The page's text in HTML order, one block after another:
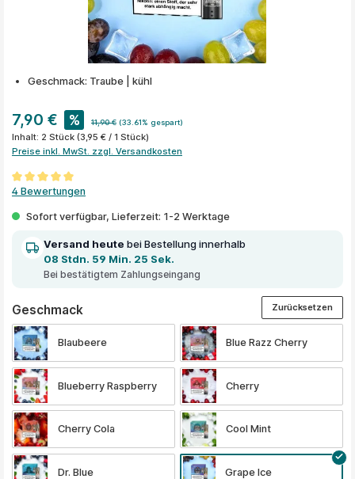
Geschmack: Traube | kühl
7,90 € % 11,90 € (33.61% gespart)
Inhalt: 2 Stück (3,95 € / 1 Stück)
Preise inkl. MwSt. zzgl. Versandkosten
Durchschnittliche Bewertung von 5 von 5 Sternen
4 Bewertungen
Sofort verfügbar, Lieferzeit: 1-2 Werktage
Versand heute bei Bestellung innerhalb
08 Stdn. 59 Min. 25 Sek.
Bei bestätigtem Zahlungseingang
Geschmackauswählen
Blaubeere Blue Razz Cherry
Blueberry Raspberry Cherry
Cherry Cola Cool Mint
Dr. Blue Grape Ice
Zurücksetzen